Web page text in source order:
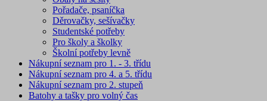
Pořadače, psaníčka
Děrovačky, sešívačky
Studentské potřeby
Pro školy a školky
Školní potřeby levně
Nákupní seznam pro 1. - 3. třídu
Nákupní seznam pro 4. a 5. třídu
Nákupní seznam pro 2. stupeň
Batohy a tašky pro volný čas